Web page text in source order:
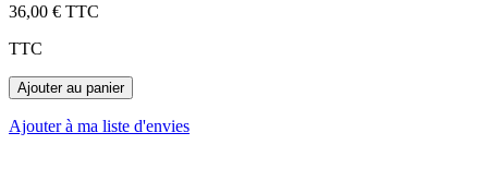
36,00 € TTC
TTC
Ajouter au panier
Ajouter à ma liste d'envies